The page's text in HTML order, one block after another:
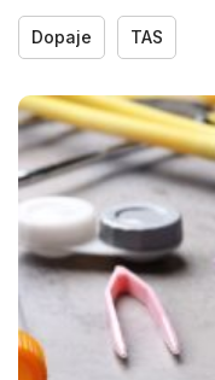
Dopaje TAS